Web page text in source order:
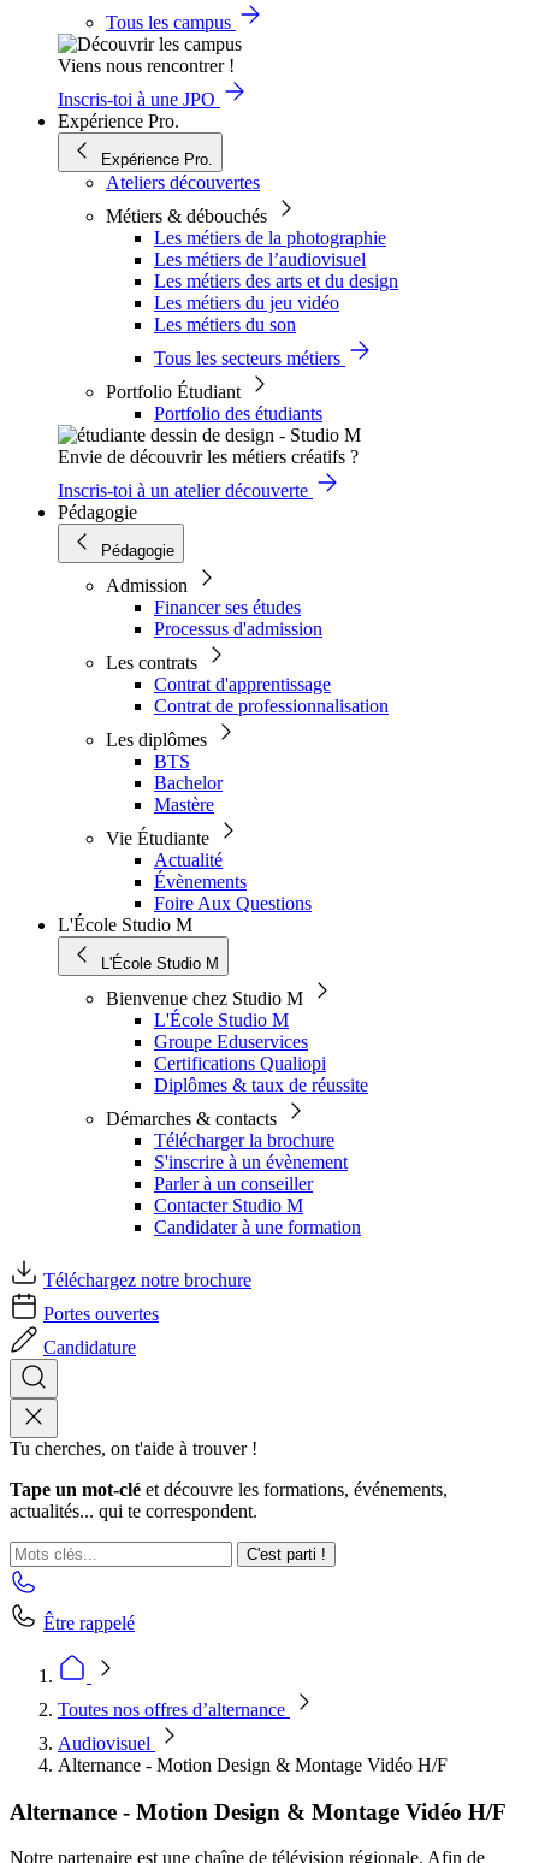
Tous les campus
Viens nous rencontrer !
Inscris-toi à une JPO
Expérience Pro.
Expérience Pro.
Ateliers découvertes
Métiers & débouchés
Les métiers de la photographie
Les métiers de l’audiovisuel
Les métiers des arts et du design
Les métiers du jeu vidéo
Les métiers du son
Tous les secteurs métiers
Portfolio Étudiant
Portfolio des étudiants
Envie de découvrir les métiers créatifs ?
Inscris-toi à un atelier découverte
Pédagogie
Pédagogie
Admission
Financer ses études
Processus d'admission
Les contrats
Contrat d'apprentissage
Contrat de professionnalisation
Les diplômes
BTS
Bachelor
Mastère
Vie Étudiante
Actualité
Évènements
Foire Aux Questions
L'École Studio M
L'École Studio M
Bienvenue chez Studio M
L'École Studio M
Groupe Eduservices
Certifications Qualiopi
Diplômes & taux de réussite
Démarches & contacts
Télécharger la brochure
S'inscrire à un évènement
Parler à un conseiller
Contacter Studio M
Candidater à une formation
Téléchargez notre brochure
Portes ouvertes
Candidature
Tu cherches, on t'aide à trouver !
Tape un mot-clé et découvre les formations, événements,
actualités... qui te correspondent.
C'est parti !
Être rappelé
Toutes nos offres d’alternance
Audiovisuel
Alternance - Motion Design & Montage Vidéo H/F
Alternance - Motion Design & Montage Vidéo H/F
Notre partenaire est une chaîne de télévision régionale. Afin de